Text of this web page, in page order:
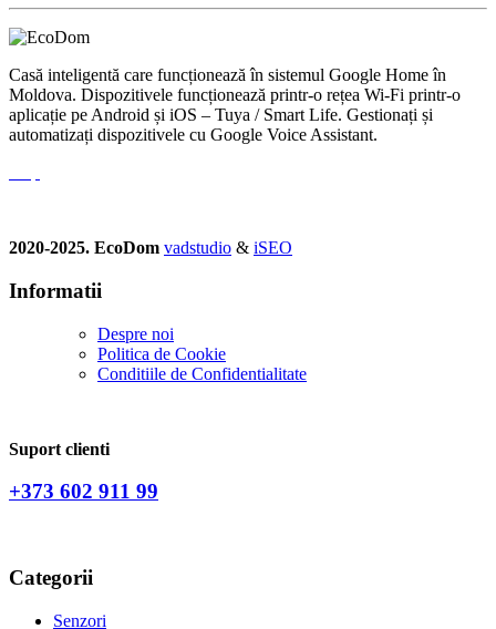
Casă inteligentă care funcționează în sistemul Google Home în
Moldova. Dispozitivele funcționează printr-o rețea Wi-Fi printr-o
aplicație pe Android și iOS – Tuya / Smart Life. Gestionați și
automatizați dispozitivele cu Google Voice Assistant.
2020-2025. EcoDom vadstudio & iSEO
Informatii
Despre noi
Politica de Сookie
Conditiile de Confidentialitate
Suport clienti
+373 602 911 99
Categorii
Senzori